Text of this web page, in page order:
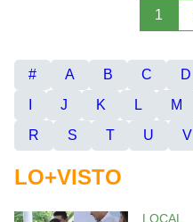
1
# A B C D
J K L M
R
S T U V
LO+VISTO
LOCAL